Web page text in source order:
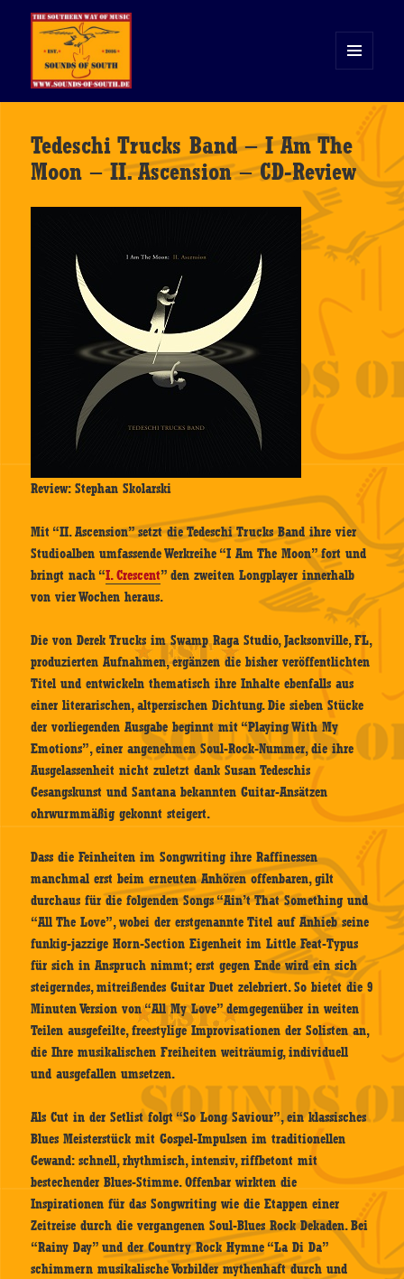
WIDGETS
Tedeschi Trucks Band – I Am The
Moon – II. Ascension – CD-Review
Review: Stephan Skolarski
Mit “II. Ascension” setzt die Tedeschi Trucks Band ihre vier
Studioalben umfassende Werkreihe “I Am The Moon” fort und
bringt nach “I. Crescent” den zweiten Longplayer innerhalb
von vier Wochen heraus.
Die von Derek Trucks im Swamp Raga Studio, Jacksonville, FL,
produzierten Aufnahmen, ergänzen die bisher veröffentlichten
Titel und entwickeln thematisch ihre Inhalte ebenfalls aus
einer literarischen, altpersischen Dichtung. Die sieben Stücke
der vorliegenden Ausgabe beginnt mit “Playing With My
Emotions”, einer angenehmen Soul-Rock-Nummer, die ihre
Ausgelassenheit nicht zuletzt dank Susan Tedeschis
Gesangskunst und Santana bekannten Guitar-Ansätzen
ohrwurmmäßig gekonnt steigert.
Dass die Feinheiten im Songwriting ihre Raffinessen
manchmal erst beim erneuten Anhören offenbaren, gilt
durchaus für die folgenden Songs “Ain’t That Something und
“All The Love”, wobei der erstgenannte Titel auf Anhieb seine
funkig-jazzige Horn-Section Eigenheit im Little Feat-Typus
für sich in Anspruch nimmt; erst gegen Ende wird ein sich
steigerndes, mitreißendes Guitar Duet zelebriert. So bietet die 9
Minuten Version von “All My Love” demgegenüber in weiten
Teilen ausgefeilte, freestylige Improvisationen der Solisten an,
die Ihre musikalischen Freiheiten weiträumig, individuell
und ausgefallen umsetzen.
Als Cut in der Setlist folgt “So Long Saviour”, ein klassisches
Blues Meisterstück mit Gospel-Impulsen im traditionellen
Gewand: schnell, rhythmisch, intensiv, riffbetont mit
bestechender Blues-Stimme. Offenbar wirkten die
Inspirationen für das Songwriting wie die Etappen einer
Zeitreise durch die vergangenen Soul-Blues Rock Dekaden. Bei
“Rainy Day” und der Country Rock Hymne “La Di Da”
schimmern musikalische Vorbilder mythenhaft durch und